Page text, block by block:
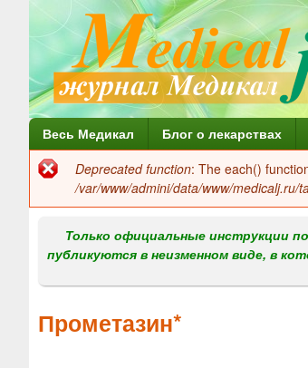
Г
л
н
м
Весь Медикал Блог о лекарствах
Сообщение
об
ошибке
Deprecated function: The each()
/var/www/admini/data/www/medicalj.ru/
Только официальные инструкции
публикуются в неизменном виде, в
Прометазин*